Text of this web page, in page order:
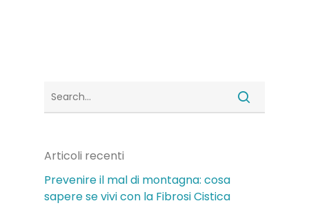
Articoli recenti
Prevenire il mal di montagna: cosa
sapere se vivi con la Fibrosi Cistica